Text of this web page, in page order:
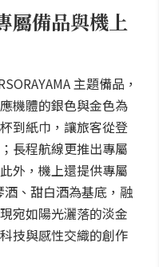
屬備品與機上
主題備品，
機體的銀色與金色為
到紙巾，讓旅客從登
長程航線更推出專屬
外，機上還提供專屬
、甜白酒為基底，融
宛如陽光灑落的淡金
技與感性交織的創作